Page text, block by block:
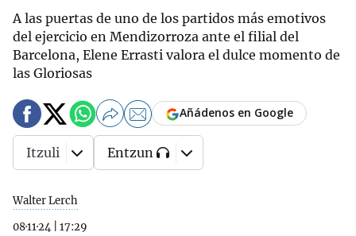
A las puertas de uno de los partidos más emotivos
del ejercicio en Mendizorroza ante el filial del
Barcelona, Elene Errasti valora el dulce momento de
las Gloriosas
Walter Lerch
08·11·24
17:29
Añádenos en Google
Itzuli Entzun